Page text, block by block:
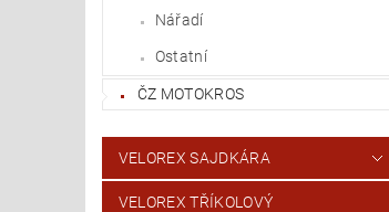
Nářadí
Ostatní
ČZ MOTOKROS
VELOREX SAJDKÁRA
VELOREX TŘÍKOLOVÝ